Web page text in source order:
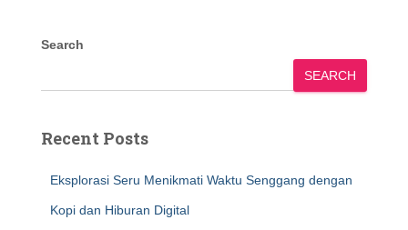
Search
SEARCH
Recent Posts
Eksplorasi Seru Menikmati Waktu Senggang dengan
Kopi dan Hiburan Digital